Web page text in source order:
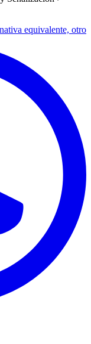
equivalente, otro